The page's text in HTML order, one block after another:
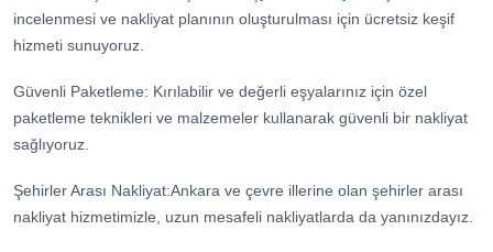
incelenmesi ve nakliyat planının oluşturulması için ücretsiz keşif
hizmeti sunuyoruz.
Güvenli Paketleme: Kırılabilir ve değerli eşyalarınız için özel
paketleme teknikleri ve malzemeler kullanarak güvenli bir nakliyat
sağlıyoruz.
Şehirler Arası Nakliyat:Ankara ve çevre illerine olan şehirler arası
nakliyat hizmetimizle, uzun mesafeli nakliyatlarda da yanınızdayız.